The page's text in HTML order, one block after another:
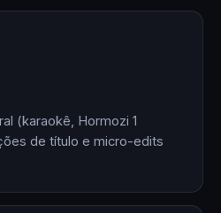
(karaokê, Hormozi 1
de título e micro-edits